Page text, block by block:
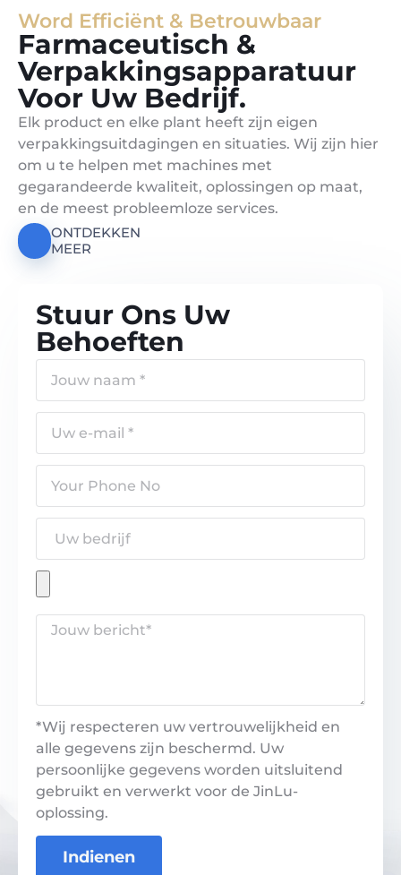
Word Efficiënt & Betrouwbaar
Farmaceutisch &
Verpakkingsapparatuur
Voor Uw Bedrijf.
Elk product en elke plant heeft zijn eigen
verpakkingsuitdagingen en situaties. Wij zijn hier
om u te helpen met machines met
gegarandeerde kwaliteit, oplossingen op maat,
en de meest probleemloze services.
ONTDEKKEN
MEER
Stuur Ons Uw
Behoeften
*Wij respecteren uw vertrouwelijkheid en
alle gegevens zijn beschermd. Uw
persoonlijke gegevens worden uitsluitend
gebruikt en verwerkt voor de JinLu-
oplossing.
Indienen